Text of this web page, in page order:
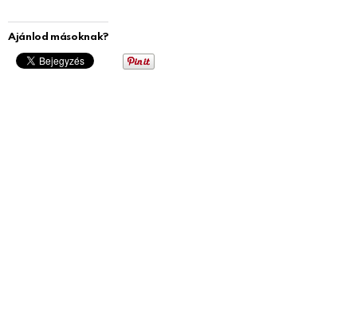
Ajánlod másoknak?